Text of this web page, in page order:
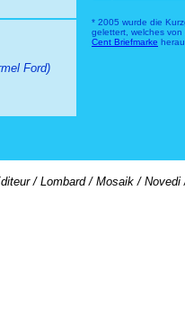
Ford)
* 2005 wurde die
gelettert, welches
Cent Briefmarke
/ Lombard / Mosaik /